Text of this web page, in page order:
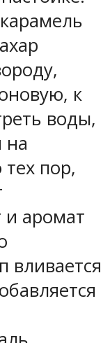
к
воды,
на
пор,
и аромат
вливается